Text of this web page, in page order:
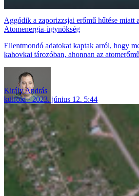
Aggódik a zaporizzsjai erőmű hűtése miatt
Atomenergia-ügynökség
Ellentmondó adatokat kaptak arról, hogy
kahovkai tározóban, ahonnan az
Király András
külföld
2023. június 12. 5:44